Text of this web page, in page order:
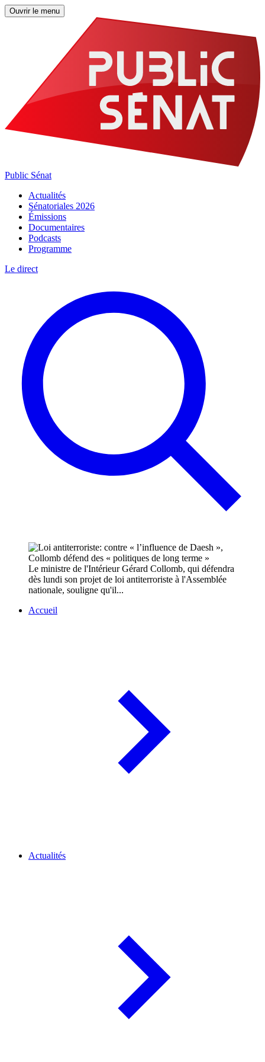
Ouvrir le menu
Public Sénat
Actualités
Sénatoriales 2026
Émissions
Documentaires
Podcasts
Programme
Le direct
Le ministre de l'Intérieur Gérard Collomb, qui défendra
dès lundi son projet de loi antiterroriste à l'Assemblée
nationale, souligne qu'il...
Accueil
Actualités